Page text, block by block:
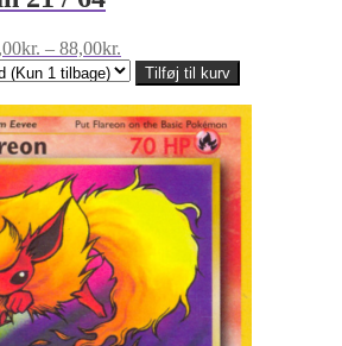
kr. – 88,00kr.
32,00kr.
88,00kr.
Tilføj til kurv